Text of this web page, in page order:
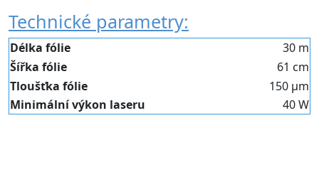
Technické parametry:
Délka fólie
30 m
Šířka fólie
61 cm
Tloušťka fólie
150 µm
Minimální výkon laseru
40 W